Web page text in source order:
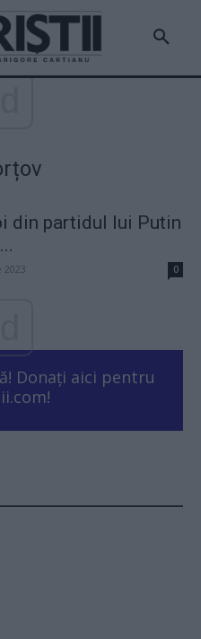
din partidul lui Putin
0
Donați aici pentru